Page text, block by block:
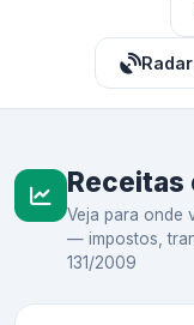
Receitas
Veja para onde
— impostos,
131/2009